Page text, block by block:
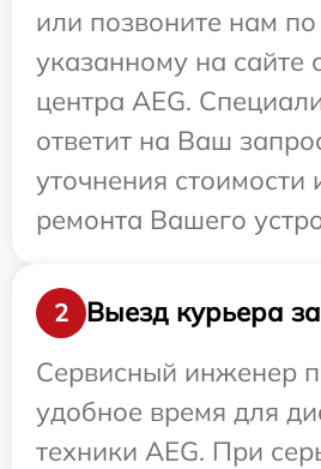
или позвоните нам
указанному на сайте
центра AEG.
ответит на Ваш
уточнения стоимости
ремонта Вашего
2
Выезд курьера
Сервисный инженер
удобное время для
техники AEG. При